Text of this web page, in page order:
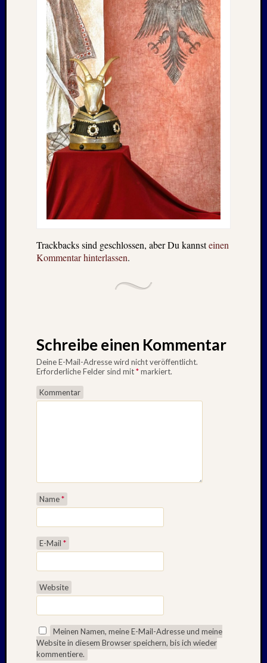
Trackbacks sind geschlossen, aber Du kannsteinen
Kommentar hinterlassen.
Schreibe einen Kommentar
Deine E-Mail-Adresse wird nicht veröffentlicht.
Erforderliche Felder sind mit*markiert.
Kommentar
Name*
E-Mail *
Website
Meinen Namen, meine E-Mail-Adresse und meine
Website in diesem Browser speichern, bis ich wieder
kommentiere.